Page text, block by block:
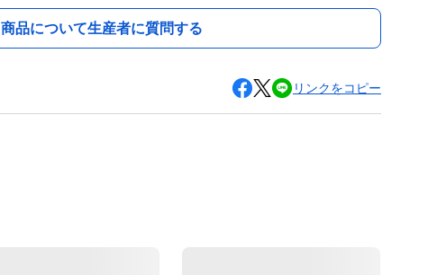
商品について生産者に質問する
リンクをコピー